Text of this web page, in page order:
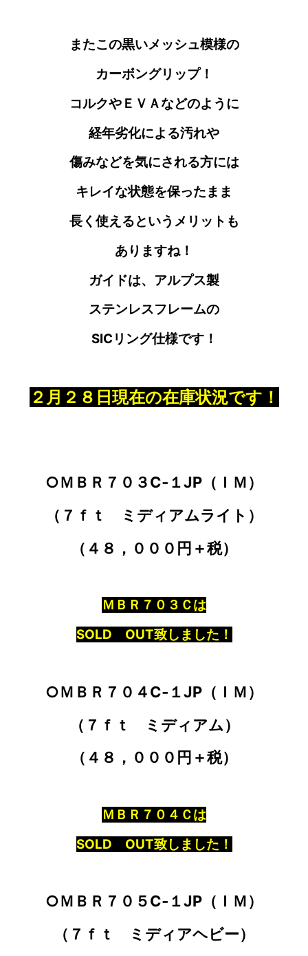
またこの黒いメッシュ模様の
カーボングリップ！
コルクやＥＶＡなどのように
経年劣化による汚れや
傷みなどを気にされる方には
キレイな状態を保ったまま
長く使えるというメリットも
ありますね！
ガイドは、アルプス製
ステンレスフレームの
SICリング仕様です！
２月２８日現在の在庫状況です！
○ＭＢＲ７０３C‐１JP（ＩＭ）
（７ｆｔ ミディアムライト）
（４８，０００円＋税）
ＭＢＲ７０３Ｃは
SOLD OUT致しました！
○ＭＢＲ７０４C‐１JP（ＩＭ）
（７ｆｔ ミディアム）
（４８，０００円＋税）
ＭＢＲ７０４Ｃは
SOLD OUT致しました！
○ＭＢＲ７０５C‐１JP（ＩＭ）
（７ｆｔ ミディアヘビー）